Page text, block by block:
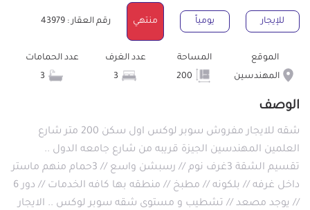
للإيجار يومياً منتهي رقم العقار : 43979
الموقع
المهندسين
المساحة
عدد الغرف
عدد الحمامات
الوصف
شقه للايجار مفروش سوبر لوكس اول سكن 200 متر شارع
العلمين المهندسين الجيزة قريبه من شارع جامعه الدول ..
تقسيم الشقة 3غرف نوم // رسبشن واسع // 3حمام منهم ماستر
داخل غرفه // بلكونه // مطبخ // منطقه بها كافه الخدمات // دور 6
// يوجد مصعد // تشطيب و مستوى شقه سوبر لوكس .. الايجار